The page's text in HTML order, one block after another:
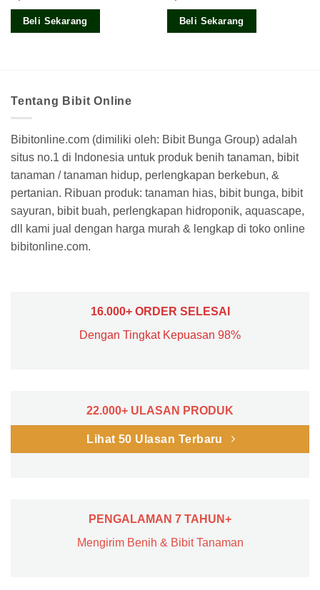
Beli Sekarang Beli Sekarang
Tentang Bibit Online
Bibitonline.com (dimiliki oleh: Bibit Bunga Group) adalah
situs no.1 di Indonesia untuk produk benih tanaman, bibit
tanaman / tanaman hidup, perlengkapan berkebun, &
pertanian. Ribuan produk: tanaman hias, bibit bunga, bibit
sayuran, bibit buah, perlengkapan hidroponik, aquascape,
dll kami jual dengan harga murah & lengkap di toko online
bibitonline.com.
16.000+ ORDER SELESAI
Dengan Tingkat Kepuasan 98%
22.000+ ULASAN PRODUK
Lihat 50 Ulasan Terbaru
PENGALAMAN 7 TAHUN+
Mengirim Benih & Bibit Tanaman